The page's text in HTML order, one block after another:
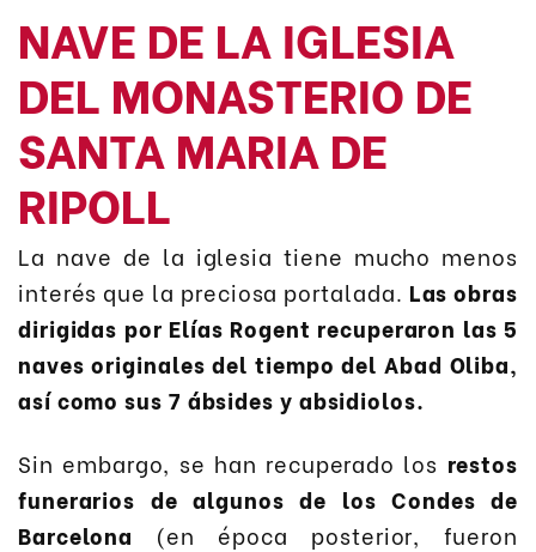
NAVE DE LA IGLESIA
DEL MONASTERIO DE
SANTA MARIA DE
RIPOLL
La nave de la iglesia tiene mucho menos
interés que la preciosa portalada. Las obras
dirigidas por Elías Rogent recuperaron las 5
naves originales del tiempo del Abad Oliba,
así como sus 7 ábsides y absidiolos.
Sin embargo, se han recuperado los restos
funerarios de algunos de los Condes de
Barcelona (en época posterior, fueron